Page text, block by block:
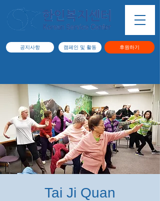
공지사항 캠페인 및 활동 후원하기
Tai Ji Quan